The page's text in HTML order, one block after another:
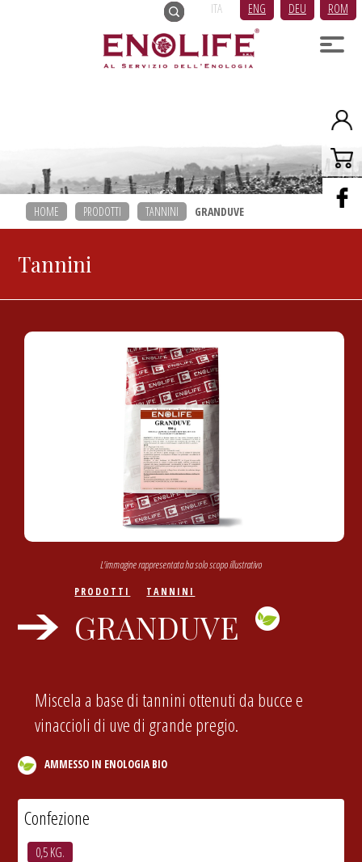
ITA ENG DEU ROM
HOME PRODOTTI TANNINI GRANDUVE
Tannini
L'immagine rappresentata ha solo scopo illustrativo
PRODOTTI TANNINI
GRANDUVE
Miscela a base di tannini ottenuti da bucce e
vinaccioli di uve di grande pregio.
AMMESSO IN ENOLOGIA BIO
Confezione
0,5 KG.